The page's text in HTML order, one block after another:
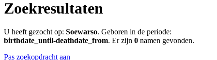
Zoekresultaten
U heeft gezocht op: Soewarso. Geboren in de periode:
birthdate_until-deathdate_from. Er zijn 0 namen gevonden.
Pas zoekopdracht aan